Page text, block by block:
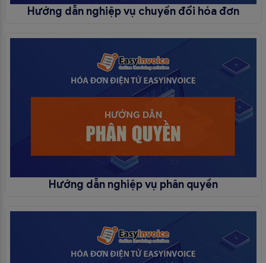
Hướng dẫn nghiệp vụ chuyển đổi hóa đơn
Hướng dẫn nghiệp vụ phân quyền